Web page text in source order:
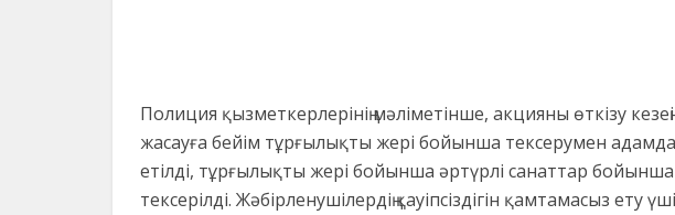
Полиция қызметкерлерінің мәліметінше, акцияны өткізу
жасауға бейім тұрғылықты жері бойынша тексерумен
етілді, тұрғылықты жері бойынша әртүрлі санаттар
тексерілді. Жәбірленушілердің қауіпсіздігін қамтамасыз ету